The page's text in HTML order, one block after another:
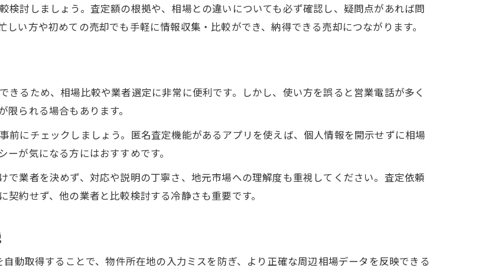
査定後の手続きもアプリで簡単に進める方法
後悔しない査定アプリの使い方解説
アプリを比較して最適な査定結果を得るコツ
市特化型アプリの強みと賢い使い方
こい営業電話を避けるアプリ利用のポイント
データを最大限活用する売却準備の手順
評価のポイントとアプリ選びのコツ
産売却査定を無料で依頼する際の注意点
アプリの機能比較と選定基準を徹底解説
査定の精度を高める無料サービスの使い方
査定で得られる情報と実際の売却活用法
討しましょう。査定額の根拠や、相場との違いについても必ず確認し、疑問点があれば問
い方や初めての売却でも手軽に情報収集・比較ができ、納得できる売却につながります。
るため、相場比較や業者選定に非常に便利です。しかし、使い方を誤ると営業電話が多く
られる場合もあります。
前にチェックしましょう。匿名査定機能があるアプリを使えば、個人情報を開示せずに相場
が気になる方にはおすすめです。
業者を決めず、対応や説明の丁寧さ、地元市場への理解度も重視してください。査定依頼
約せず、他の業者と比較検討する冷静さも重要です。
動取得することで、物件所在地の入力ミスを防ぎ、より正確な周辺相場データを反映できる